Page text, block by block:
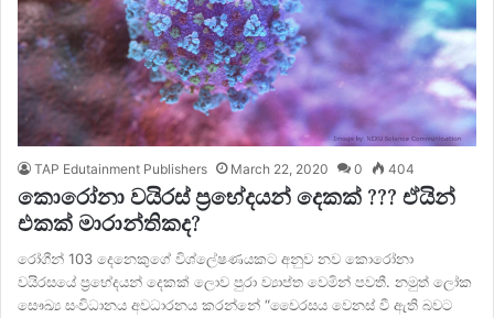
TAP Edutainment Publishers March 22, 2020 0 404
කොරෝනා වයිරස් ප්‍රභේදයන් දෙකක් ??? ඒයින්
එකක් මාරාන්තිකද?
රෝගීන් 103 දෙනෙකුගේ විශ්ලේෂණයකට අනුව නව කොරෝනා
වයිරසයේ ප්‍රභේදයන් දෙකක් ලොව පුරා ව්‍යාප්ත වෙමින් පවතී. නමුත් ලෝක
සෞඛ්‍ය සංවිධානය අවධාරනය කරන්නේ “වෛරසය වෙනස් වී ඇති බවට